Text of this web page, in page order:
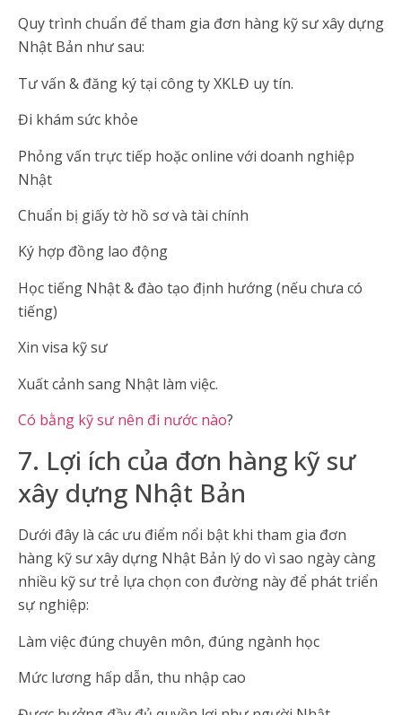
Quy trình chuẩn để tham gia đơn hàng kỹ sư xây dựng
Nhật Bản như sau:
Tư vấn & đăng ký tại công ty XKLĐ uy tín.
Đi khám sức khỏe
Phỏng vấn trực tiếp hoặc online với doanh nghiệp
Nhật
Chuẩn bị giấy tờ hồ sơ và tài chính
Ký hợp đồng lao động
Học tiếng Nhật & đào tạo định hướng (nếu chưa có
tiếng)
Xin visa kỹ sư
Xuất cảnh sang Nhật làm việc.
Có bằng kỹ sư nên đi nước nào?
7. Lợi ích của đơn hàng kỹ sư
xây dựng Nhật Bản
Dưới đây là các ưu điểm nổi bật khi tham gia đơn
hàng kỹ sư xây dựng Nhật Bản lý do vì sao ngày càng
nhiều kỹ sư trẻ lựa chọn con đường này để phát triển
sự nghiệp:
Làm việc đúng chuyên môn, đúng ngành học
Mức lương hấp dẫn, thu nhập cao